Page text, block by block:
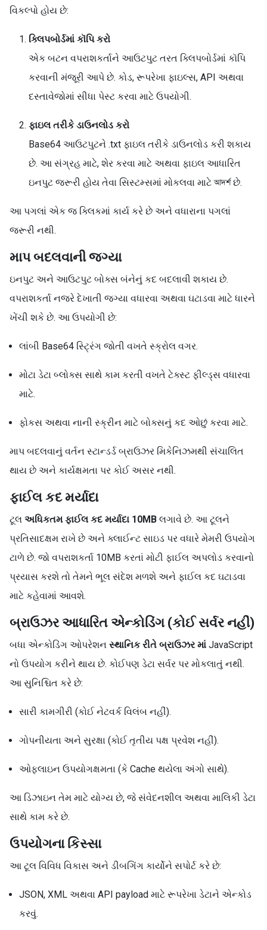
વિકલ્પો હોય છે:
ક્લિપબોર્ડમાં કૉપિ કરો
એક બટન વપરાશકર્તાને આઉટપુટ તરત ક્લિપબોર્ડમાં કૉપિ
કરવાની મંજૂરી આપે છે. કોડ, રૂપરેખા ફાઇલ્સ, API અથવા
દસ્તાવેજોમાં સીધા પેસ્ટ કરવા માટે ઉપયોગી.
ફાઇલ તરીકે ડાઉનલોડ કરો
Base64 આઉટપુટને .txt ફાઇલ તરીકે ડાઉનલોડ કરી શકાય
છે. આ સંગ્રહ માટે, શેર કરવા માટે અથવા ફાઇલ આધારિત
ઇનપુટ જરૂરી હોય તેવા સિસ્ટમ્સમાં મોકલવા માટે আদর্শ છે.
આ પગલાં એક જ ક્લિકમાં કાર્ય કરે છે અને વધારાના પગલાં
જરૂરી નથી.
માપ બદલવાની જગ્યા
ઇનપુટ અને આઉટપુટ બોક્સ બંનેનું કદ બદલાવી શકાય છે.
વપરાશકર્તા નજરે દેખાતી જગ્યા વધારવા અથવા ઘટાડવા માટે ધારને
ખેંચી શકે છે. આ ઉપયોગી છે:
લાંબી Base64 સ્ટ્રિંગ જોતી વખતે સ્ક્રોલ વગર.
મોટા ડેટા બ્લોક્સ સાથે કામ કરતી વખતે ટેક્સ્ટ ફીલ્ડ્સ વધારવા
માટે.
ફોકસ અથવા નાની સ્ક્રીન માટે બોક્સનું કદ ઓછું કરવા માટે.
માપ બદલવાનું વર્તન સ્ટાન્ડર્ડ બ્રાઉઝર મિકેનિઝમથી સંચાલિત
થાય છે અને કાર્યક્ષમતા પર કોઈ અસર નથી.
ફાઈલ કદ મર્યાદા
ટૂલ અધિકતમ ફાઈલ કદ મર્યાદા 10MB લગાવે છે. આ ટૂલને
પ્રતિસાદક્ષમ રાખે છે અને ક્લાઈન્ટ સાઇડ પર વધારે મેમરી ઉપયોગ
ટાળે છે. જો વપરાશકર્તા 10MB કરતાં મોટી ફાઈલ અપલોડ કરવાનો
પ્રયાસ કરશે તો તેમને ભૂલ સંદેશ મળશે અને ફાઈલ કદ ઘટાડવા
માટે કહેવામાં આવશે.
બ્રાઉઝર આધારિત એન્કોડિંગ (કોઈ સર્વર નહીં)
બધા એન્કોડિંગ ઓપરેશન સ્થાનિક રીતે બ્રાઉઝર માં JavaScript
નો ઉપયોગ કરીને થાય છે. કોઈપણ ડેટા સર્વર પર મોકલાતું નથી.
આ સુનિશ્ચિત કરે છે:
સારી કામગીરી (કોઈ નેટવર્ક વિલંબ નહીં).
ગોપનીયતા અને સુરક્ષા (કોઈ તૃતીય પક્ષ પ્રવેશ નહીં).
ઓફલાઇન ઉપયોગક્ષમતા (કે Cache થયેલા અંગો સાથે).
આ ડિઝાઇન તેમ માટે યોગ્ય છે, જે સંવેદનશીલ અથવા માલિકી ડેટા
સાથે કામ કરે છે.
ઉપયોગના કિસ્સા
આ ટૂલ વિવિધ વિકાસ અને ડીબગિંગ કાર્યોને સપોર્ટ કરે છે:
JSON, XML અથવા API payload માટે રૂપરેખા ડેટાને એન્કોડ
કરવું.